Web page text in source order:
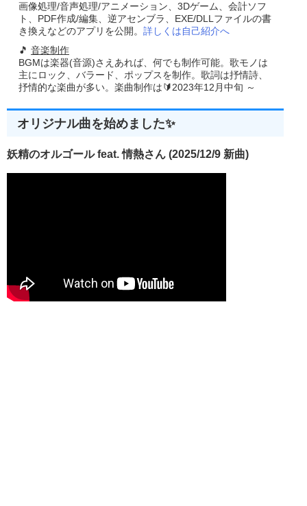
画像処理/音声処理/アニメーション、3Dゲーム、会計ソフ
ト、PDF作成/編集、逆アセンブラ、EXE/DLLファイルの書
き換えなどのアプリを公開。 詳しくは自己紹介へ
🎵 音楽制作
BGMは楽器(音源)さえあれば、何でも制作可能。歌モノは
主にロック、バラード、ポップスを制作。歌詞は抒情詩、
抒情的な楽曲が多い。楽曲制作は🔰2023年12月中旬 ～
オリジナル曲を始めました✨
妖精のオルゴール feat. 情熱さん (2025/12/9 新曲)